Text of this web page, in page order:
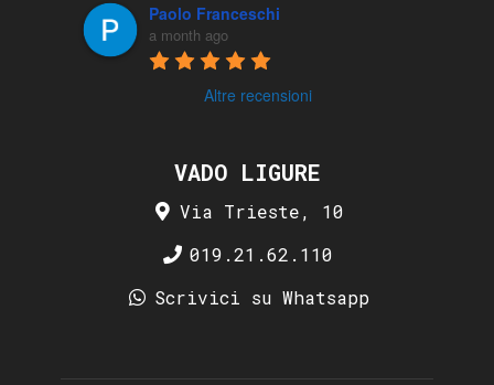
Paolo Franceschi
a month ago
Altre recensioni
VADO LIGURE
Via Trieste, 10
019.21.62.110
Scrivici su Whatsapp